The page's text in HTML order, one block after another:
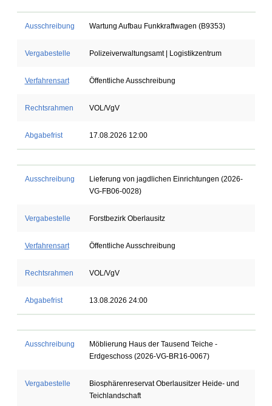
Ausschreibung Wartung Aufbau Funkkraftwagen (B9353)
Vergabestelle Polizeiverwaltungsamt | Logistikzentrum
Verfahrensart Öffentliche Ausschreibung
Rechtsrahmen VOL/VgV
Abgabefrist 17.08.2026 12:00
Ausschreibung
Lieferung von jagdlichen Einrichtungen (2026-
VG-FB06-0028)
Vergabestelle Forstbezirk Oberlausitz
Verfahrensart Öffentliche Ausschreibung
Rechtsrahmen VOL/VgV
Abgabefrist 13.08.2026 24:00
Ausschreibung
Möblierung Haus der Tausend Teiche -
Erdgeschoss (2026-VG-BR16-0067)
Vergabestelle
Biosphärenreservat Oberlausitzer Heide- und
Teichlandschaft